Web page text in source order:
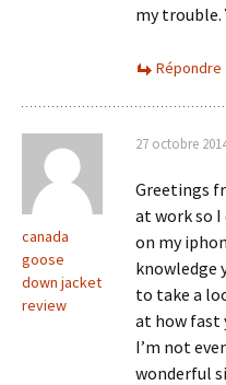
my trouble.
Répondre
canada
goose
down jacket
review
27 octobre
Greetings
at work so I
on my
knowledge
to take a
at how fast
I’m not
wonderful